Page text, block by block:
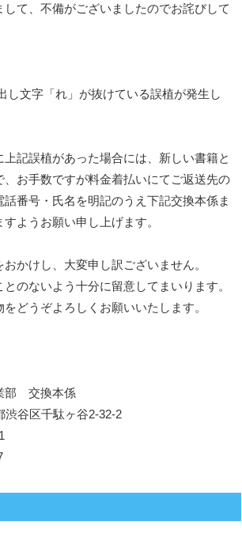
て、不備がございましたのでお詫びして
し文字「れ」が抜けている誤植が発生し
上記誤植があった場合には、新しい書籍と
、お手数ですが料金着払いにてご返送先の
番号・氏名を明記のうえ下記交換本係ま
ようお願い申し上げます。
かけし、大変申し訳ございません。
のないよう十分に留意してまいります。
どうぞよろしくお願いいたします。
部 交換本係
谷区千駄ヶ谷2-32-2